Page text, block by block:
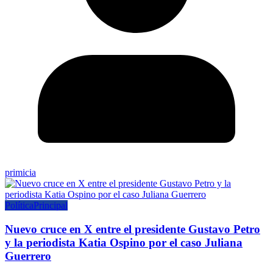
primicia
PolíticaPrincipal
Nuevo cruce en X entre el presidente Gustavo Petro
y la periodista Katia Ospino por el caso Juliana
Guerrero